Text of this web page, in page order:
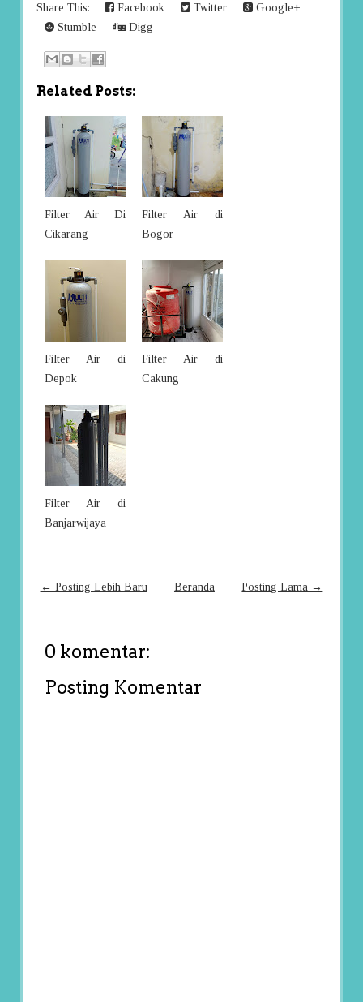
Share This: Facebook Twitter
Google+
Stumble
Digg
Related Posts:
Filter Air Di
Cikarang
Filter Air di
Bogor
Filter Air di
Depok
Filter Air di
Cakung
Filter Air di
Banjarwijaya
← Posting Lebih Baru Posting Lama →
Beranda
0 komentar:
Posting Komentar